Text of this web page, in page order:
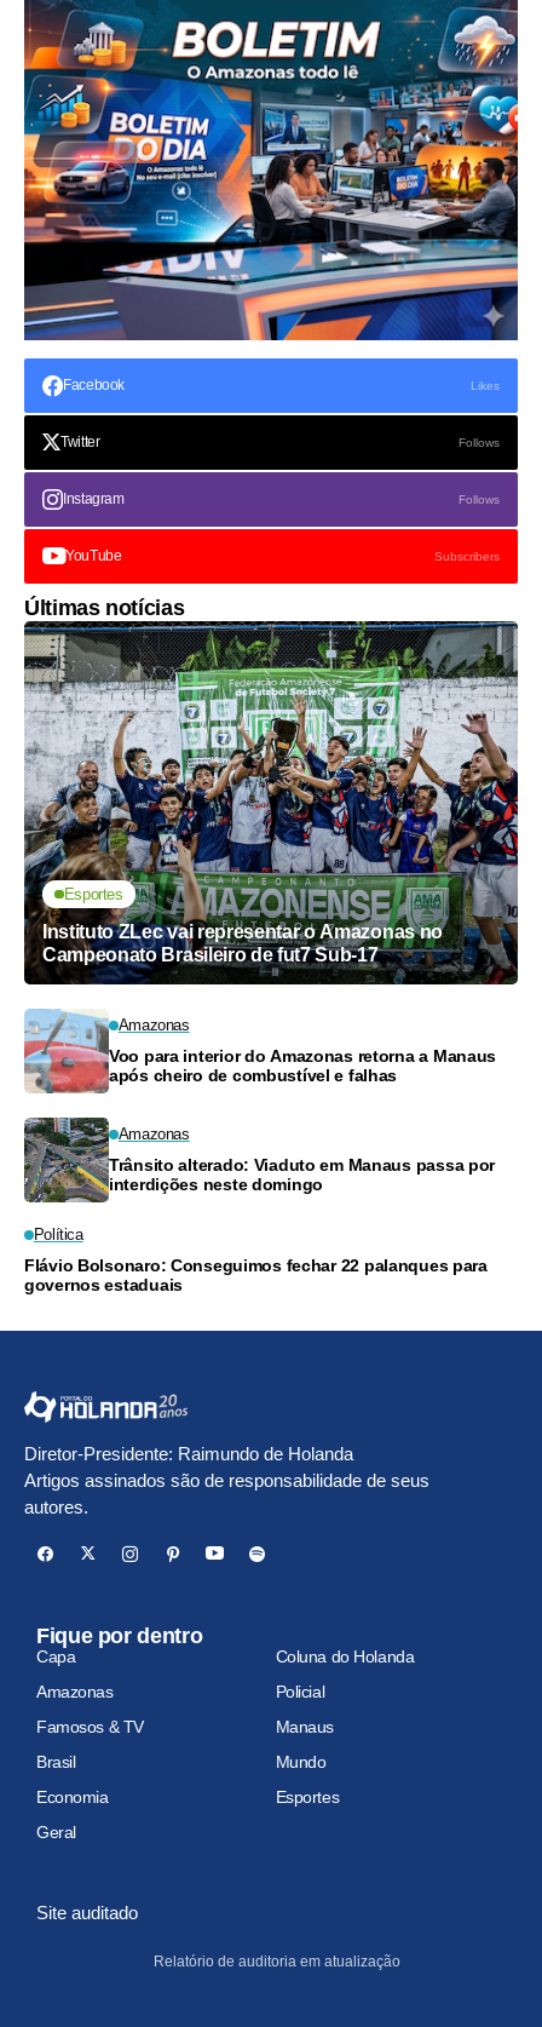
Facebook Likes
Twitter Follows
Instagram Follows
YouTube Subscribers
Últimas notícias
Esportes
Instituto ZLec vai representar o Amazonas no
Campeonato Brasileiro de fut7 Sub-17
Amazonas
Voo para interior do Amazonas retorna a Manaus
após cheiro de combustível e falhas
Amazonas
Trânsito alterado: Viaduto em Manaus passa por
interdições neste domingo
Política
Flávio Bolsonaro: Conseguimos fechar 22 palanques para
governos estaduais
Diretor-Presidente: Raimundo de Holanda
Artigos assinados são de responsabilidade de seus
autores.
Fique por dentro
Capa
Coluna do Holanda
Amazonas
Policial
Famosos & TV
Manaus
Brasil
Mundo
Economia
Esportes
Geral
Site auditado
Relatório de auditoria em atualização